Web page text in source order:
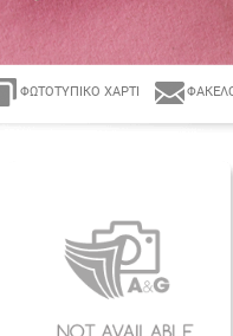
ΦΩΤΟΤΥΠΙΚΌ ΧΑΡΤΊ